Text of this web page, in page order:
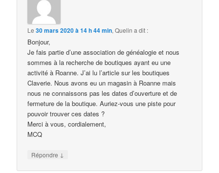
Le30 mars 2020 à 14 h 44 min,Quelin a dit :
Bonjour,
Je fais partie d’une association de généalogie et nous
sommes à la recherche de boutiques ayant eu une
activité à Roanne. J’ai lu l’article sur les boutiques
Claverie. Nous avons eu un magasin à Roanne mais
nous ne connaissons pas les dates d’ouverture et de
fermeture de la boutique. Auriez-vous une piste pour
pouvoir trouver ces dates ?
Merci à vous, cordialement,
MCQ
Répondre ↓